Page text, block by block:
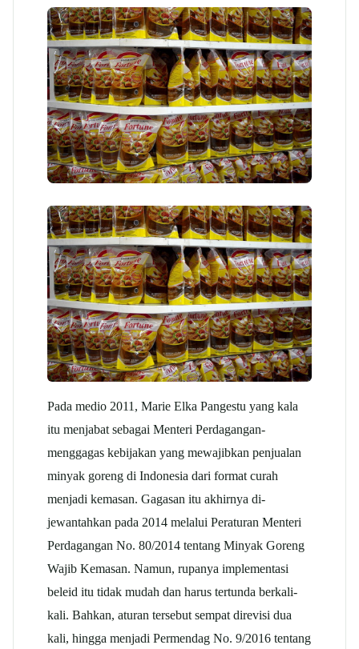
Pada medio 2011, Marie Elka Pangestu yang kala
itu menjabat sebagai Menteri Perdagangan-
menggagas kebijakan yang mewajibkan penjualan
minyak goreng di Indonesia dari format curah
menjadi kemasan. Gagasan itu akhirnya di-
jewantahkan pada 2014 melalui Peraturan Menteri
Perdagangan No. 80/2014 tentang Minyak Goreng
Wajib Kemasan. Namun, rupanya implementasi
beleid itu tidak mudah dan harus tertunda berkali-
kali. Bahkan, aturan tersebut sempat direvisi dua
kali, hingga menjadi Permendag No. 9/2016 tentang